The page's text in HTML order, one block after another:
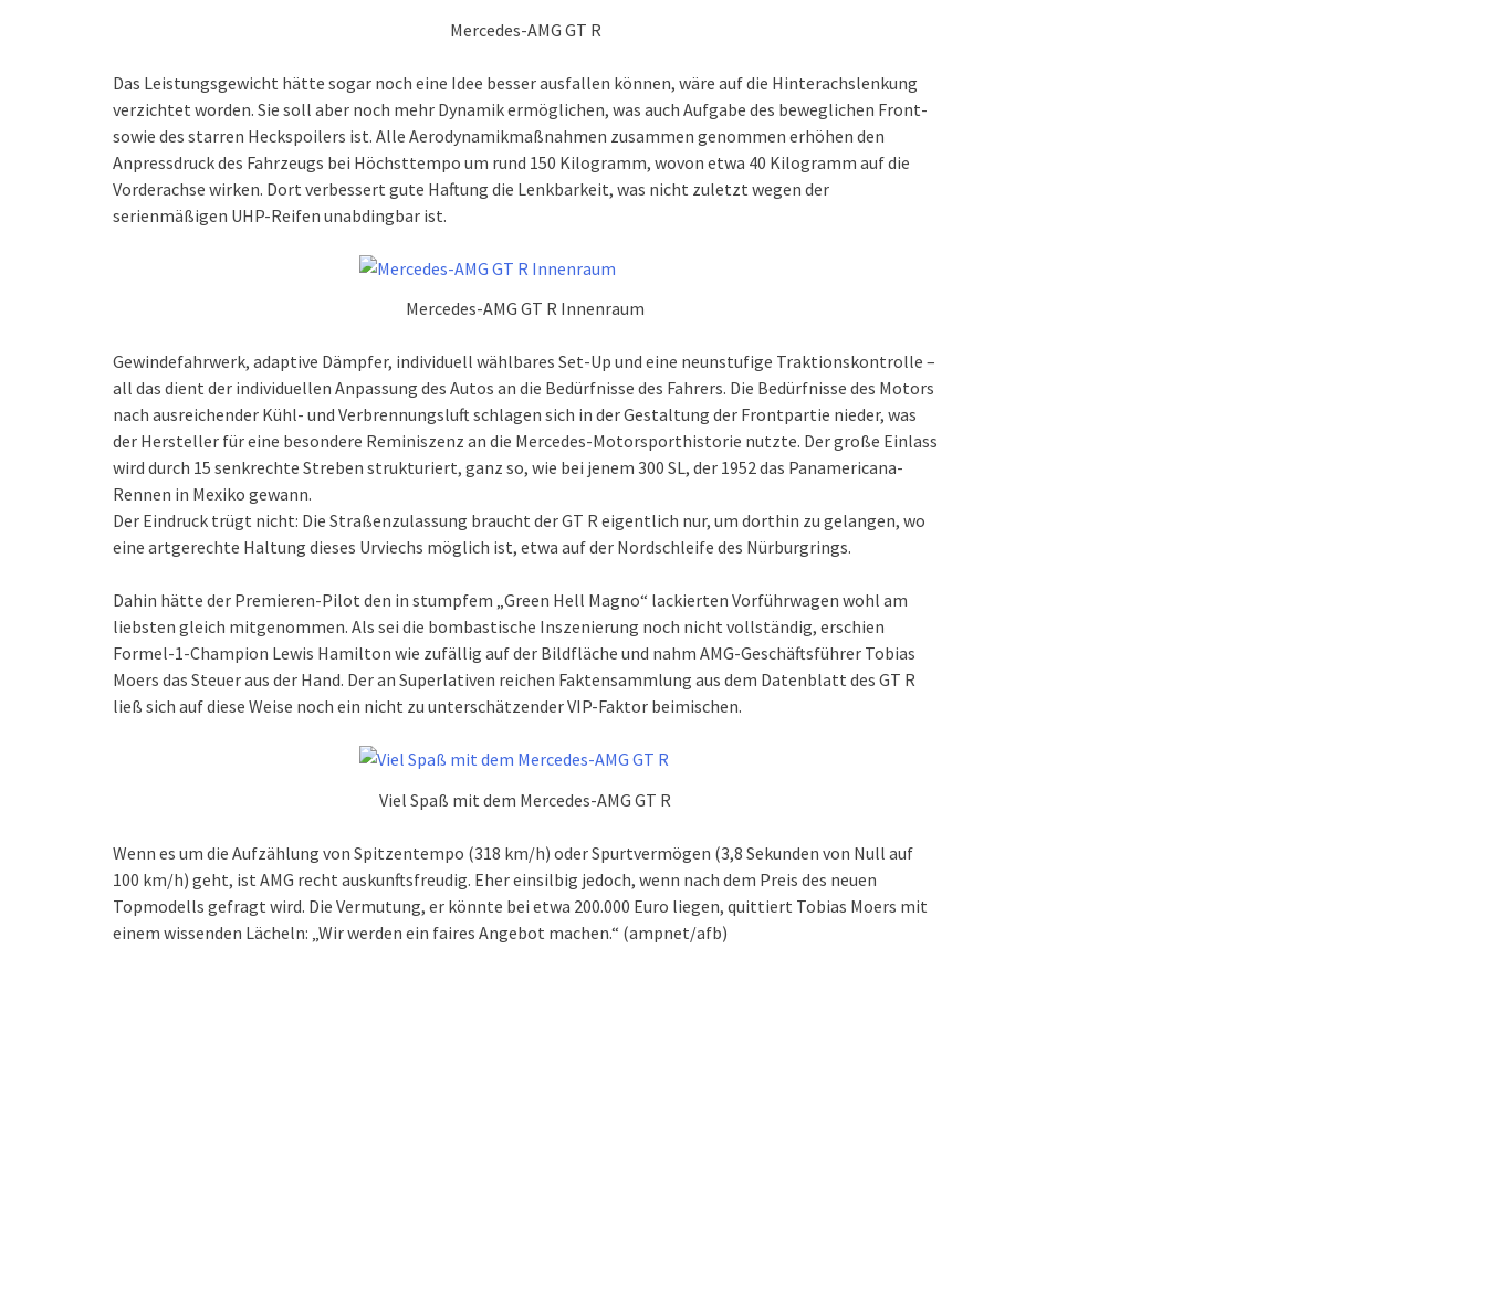
Mercedes-AMG GT R
Das Leistungsgewicht hätte sogar noch eine Idee besser ausfallen können, wäre auf die Hinterachslenkung
verzichtet worden. Sie soll aber noch mehr Dynamik ermöglichen, was auch Aufgabe des beweglichen Front-
sowie des starren Heckspoilers ist. Alle Aerodynamikmaßnahmen zusammen genommen erhöhen den
Anpressdruck des Fahrzeugs bei Höchsttempo um rund 150 Kilogramm, wovon etwa 40 Kilogramm auf die
Vorderachse wirken. Dort verbessert gute Haftung die Lenkbarkeit, was nicht zuletzt wegen der
serienmäßigen UHP-Reifen unabdingbar ist.
Mercedes-AMG GT R Innenraum
Gewindefahrwerk, adaptive Dämpfer, individuell wählbares Set-Up und eine neunstufige Traktionskontrolle –
all das dient der individuellen Anpassung des Autos an die Bedürfnisse des Fahrers. Die Bedürfnisse des Motors
nach ausreichender Kühl- und Verbrennungsluft schlagen sich in der Gestaltung der Frontpartie nieder, was
der Hersteller für eine besondere Reminiszenz an die Mercedes-Motorsporthistorie nutzte. Der große Einlass
wird durch 15 senkrechte Streben strukturiert, ganz so, wie bei jenem 300 SL, der 1952 das Panamericana-
Rennen in Mexiko gewann.
Der Eindruck trügt nicht: Die Straßenzulassung braucht der GT R eigentlich nur, um dorthin zu gelangen, wo
eine artgerechte Haltung dieses Urviechs möglich ist, etwa auf der Nordschleife des Nürburgrings.
Dahin hätte der Premieren-Pilot den in stumpfem „Green Hell Magno“ lackierten Vorführwagen wohl am
liebsten gleich mitgenommen. Als sei die bombastische Inszenierung noch nicht vollständig, erschien
Formel-1-Champion Lewis Hamilton wie zufällig auf der Bildfläche und nahm AMG-Geschäftsführer Tobias
Moers das Steuer aus der Hand. Der an Superlativen reichen Faktensammlung aus dem Datenblatt des GT R
ließ sich auf diese Weise noch ein nicht zu unterschätzender VIP-Faktor beimischen.
Viel Spaß mit dem Mercedes-AMG GT R
Wenn es um die Aufzählung von Spitzentempo (318 km/h) oder Spurtvermögen (3,8 Sekunden von Null auf
100 km/h) geht, ist AMG recht auskunftsfreudig. Eher einsilbig jedoch, wenn nach dem Preis des neuen
Topmodells gefragt wird. Die Vermutung, er könnte bei etwa 200.000 Euro liegen, quittiert Tobias Moers mit
einem wissenden Lächeln: „Wir werden ein faires Angebot machen.“ (ampnet/afb)